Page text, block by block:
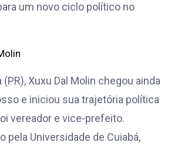
um novo ciclo político no
Xuxu Dal Molin chegou ainda
e iniciou sua trajetória política
vereador e vice-prefeito.
pela Universidade de Cuiabá,